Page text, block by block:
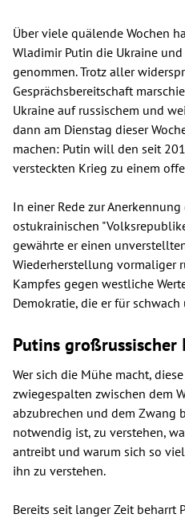
Über viele quälende Wochen
Wladimir Putin die Ukraine
genommen. Trotz aller
Gesprächsbereitschaft
Ukraine auf russischem und
dann am Dienstag dieser
machen: Putin will den seit
versteckten Krieg zu einem
In einer Rede zur
ostukrainischen
gewährte er einen
Wiederherstellung vormaliger
Kampfes gegen westliche
Demokratie, die er für
Putins großrussischer
Wer sich die Mühe macht,
zwiegespalten zwischen dem
abzubrechen und dem Zwang
notwendig ist, zu verstehen,
antreibt und warum sich so
ihn zu verstehen.
Bereits seit langer Zeit beharrt